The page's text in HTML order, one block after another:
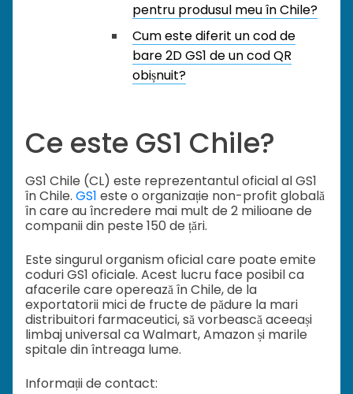
pentru produsul meu în Chile?
Cum este diferit un cod de
bare 2D GS1 de un cod QR
obișnuit?
Ce este GS1 Chile?
GS1 Chile (CL) este reprezentantul oficial al GS1
în Chile. GS1 este o organizație non-profit globală
în care au încredere mai mult de 2 milioane de
companii din peste 150 de țări.
Este singurul organism oficial care poate emite
coduri GS1 oficiale. Acest lucru face posibil ca
afacerile care operează în Chile, de la
exportatorii mici de fructe de pădure la mari
distribuitori farmaceutici, să vorbească aceeași
limbaj universal ca Walmart, Amazon și marile
spitale din întreaga lume.
Informații de contact: